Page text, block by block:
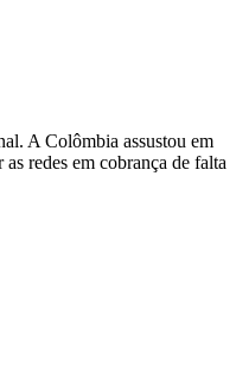
A Colômbia assustou em
redes em cobrança de falta